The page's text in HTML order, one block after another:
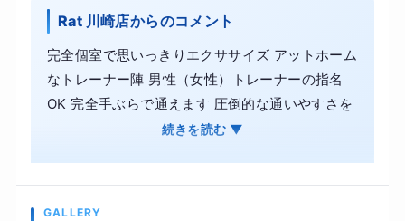
Rat 川崎店からのコメント
完全個室で思いっきりエクササイズ アットホーム
なトレーナー陣 男性（女性）トレーナーの指名
OK 完全手ぶらで通えます 圧倒的な通いやすさを
続きを読む ▼
GALLERY